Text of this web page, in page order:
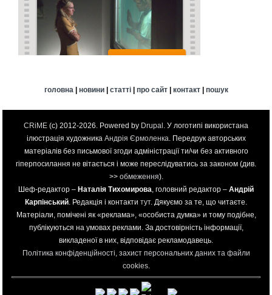
головна| новини| статті| про сайт| контакт| пошук
CRiME (c) 2012-2026. Powered by Drupal . У логотипі використана
ілюстрація художника Андрія Єрмоленка. Передрук авторських
матеріалів без письмової згоди адміністрації ти/чи без активного
гіперпосилання не вітається і може переслідуватись за законом (див.
>> обмеження).
Шеф-редактор – Наталія Тихомирова, головний редактор – Андрій
Карпінський. Редакція і контакти тут. Дякуємо за те, що читаєте.
Матеріали, помічені як «реклама», «особиста думка» и тому подібне,
публікуються на умовах реклами. За достовірність інформації,
викладеної в них, відповідає рекламодавець.
Політика конфіденційності, захист персональних даних та файли
cookies.